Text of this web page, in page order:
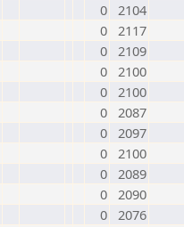
0 2104
0 2117
0 2109
0 2100
0 2100
0 2087
0 2097
0 2100
0 2089
0 2090
0 2076